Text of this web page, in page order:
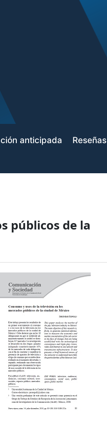
anticipada Reseñas
públicos de la